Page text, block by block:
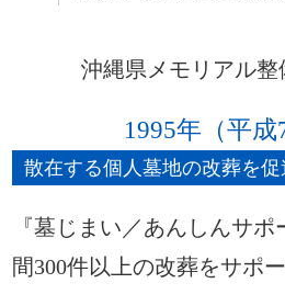
沖縄県メモリアル整
1995年（平成
散在する個人墓地の改葬を促
『墓じまい／あんしんサ
間300件以上の改葬をサポー